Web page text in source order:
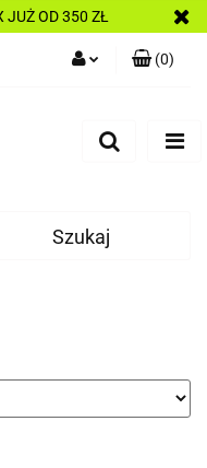
JUŻ OD 350 ZŁ
(0)
Szukaj